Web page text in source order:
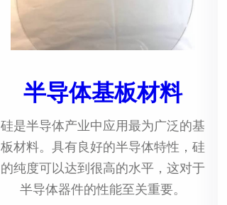
半导体基板材料
硅是半导体产业中应用最为广泛的基
板材料。具有良好的半导体特性，硅
的纯度可以达到很高的水平，这对于
半导体器件的性能至关重要。